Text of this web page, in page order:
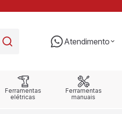
Atendimento
Ferramentas
elétricas
Ferramentas
manuais